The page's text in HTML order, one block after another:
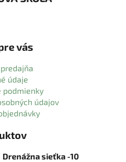
vás
údaje
podmienky
údajov
Drenážna sieťka -10